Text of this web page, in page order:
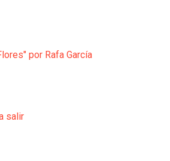
por Rafa García
salir